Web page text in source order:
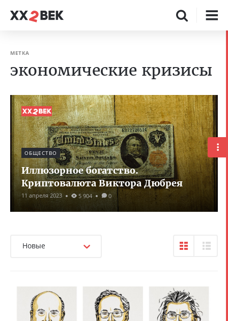
МЕТКА
экономические кризисы
ОБЩЕСТВО
Иллюзорное богатство.
Криптовалюта Виктора Дюбрея
11 апреля 2023 5 904 0
Новые